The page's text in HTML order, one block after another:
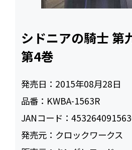
シドニアの騎士
第4巻
発売日： 2015年08月28日
品番： KWBA-1563R
JANコード：
発売元： クロックワークス